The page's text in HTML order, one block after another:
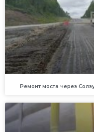
Ремонт моста через